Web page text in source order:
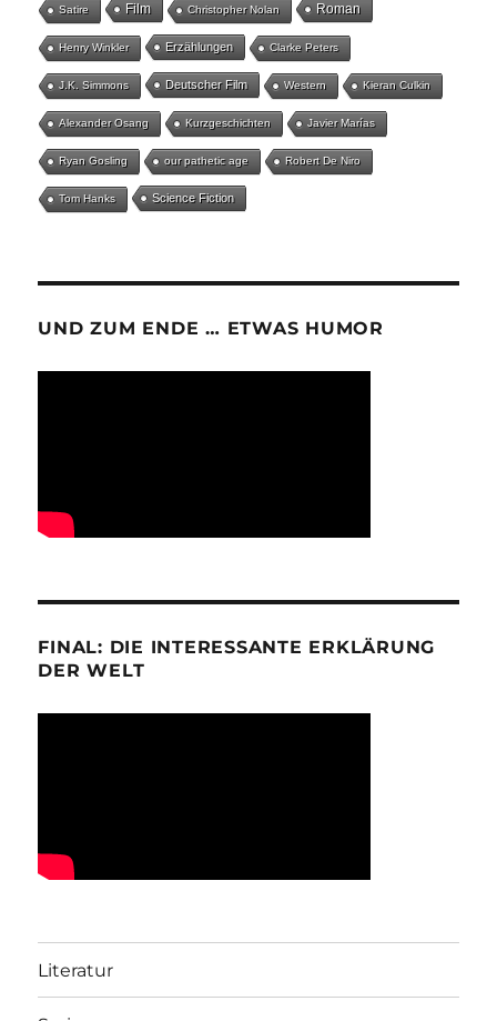
Satire Film Christopher Nolan Roman
Henry Winkler Erzählungen Clarke Peters
J.K. Simmons Deutscher Film Western Kieran Culkin
Alexander Osang Kurzgeschichten Javier Marías
Ryan Gosling our pathetic age Robert De Niro
Tom Hanks Science Fiction
UND ZUM ENDE … ETWAS HUMOR
FINAL: DIE INTERESSANTE ERKLÄRUNG
DER WELT
Literatur